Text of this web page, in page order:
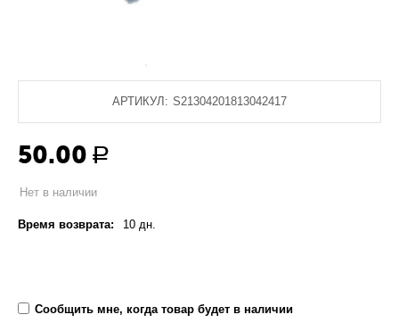
АРТИКУЛ: S21304201813042417
50.00 Р
Нет в наличии
Время возврата: 10 дн.
Сообщить мне, когда товар будет в наличии